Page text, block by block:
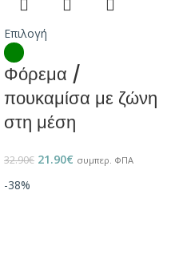
Επιλογή
Φόρεμα /
πουκαμίσα με ζώνη
στη μέση
32.90€ 21.90€ συμπερ. ΦΠΑ
-38%